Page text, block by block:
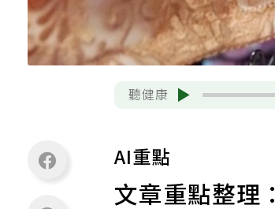
聽健康
AI重點
文章重點整理：